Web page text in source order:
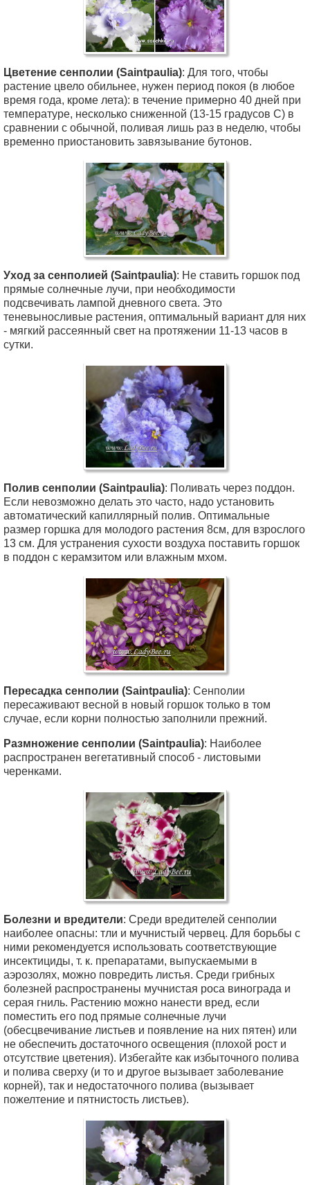
Цветение сенполии (Saintpaulia): Для того, чтобы
растение цвело обильнее, нужен период покоя (в любое
время года, кроме лета): в течение примерно 40 дней при
температуре, несколько сниженной (13-15 градусов С) в
сравнении с обычной, поливая лишь раз в неделю, чтобы
временно приостановить завязывание бутонов.
Уход за сенполией (Saintpaulia): Не ставить горшок под
прямые солнечные лучи, при необходимости
подсвечивать лампой дневного света. Это
теневыносливые растения, оптимальный вариант для них
- мягкий рассеянный свет на протяжении 11-13 часов в
сутки.
Полив сенполии (Saintpaulia): Поливать через поддон.
Если невозможно делать это часто, надо установить
автоматический капиллярный полив. Оптимальные
размер горшка для молодого растения 8см, для взрослого
13 см. Для устранения сухости воздуха поставить горшок
в поддон с керамзитом или влажным мхом.
Пересадка сенполии (Saintpaulia): Сенполии
пересаживают весной в новый горшок только в том
случае, если корни полностью заполнили прежний.
Размножение сенполии (Saintpaulia): Наиболее
распространен вегетативный способ - листовыми
черенками.
Болезни и вредители: Среди вредителей сенполии
наиболее опасны: тли и мучнистый червец. Для борьбы с
ними рекомендуется использовать соответствующие
инсектициды, т. к. препаратами, выпускаемыми в
аэрозолях, можно повредить листья. Среди грибных
болезней распространены мучнистая роса винограда и
серая гниль. Растению можно нанести вред, если
поместить его под прямые солнечные лучи
(обесцвечивание листьев и появление на них пятен) или
не обеспечить достаточного освещения (плохой рост и
отсутствие цветения). Избегайте как избыточного полива
и полива сверху (и то и другое вызывает заболевание
корней), так и недостаточного полива (вызывает
пожелтение и пятнистость листьев).